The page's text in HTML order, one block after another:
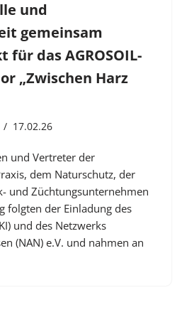
und
gemeinsam
das AGROSOIL-
„Zwischen Harz
17.02.26
und Vertreter der
dem Naturschutz, der
und Züchtungsunternehmen
folgten der Einladung des
und des Netzwerks
(NAN) e.V. und nahmen an